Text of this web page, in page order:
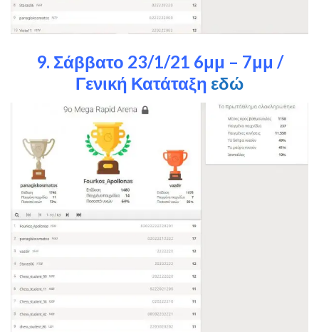
9. Σάββατο 23/1/21 6μμ – 7μμ /
Γενική Κατάταξη εδώ